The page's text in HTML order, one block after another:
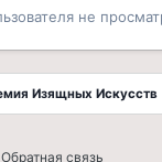
не
Изящных Искусств
Обратная связь